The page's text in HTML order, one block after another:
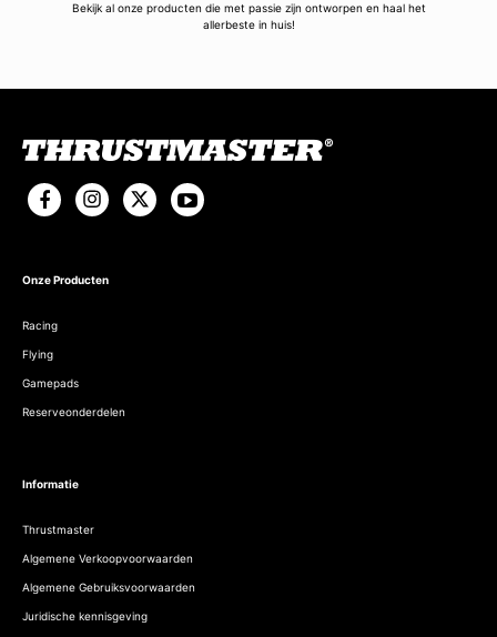
Bekijk al onze producten die met passie zijn ontworpen en haal het
allerbeste in huis!
Onze Producten
Racing
Flying
Gamepads
Reserveonderdelen
Informatie
Thrustmaster
Algemene Verkoopvoorwaarden
Algemene Gebruiksvoorwaarden
Juridische kennisgeving